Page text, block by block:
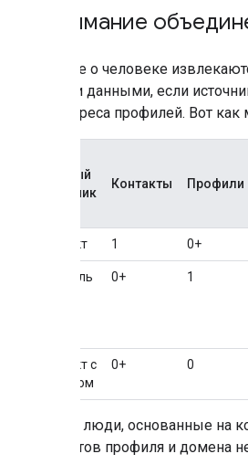
Понимание
Данные о человеке
с этими данными, если
URL-адреса профилей. Вот
Главный
источник
Контакты Профили
Контакт 1 0+
Профиль 0+ 1
Контакт с
доменом
0+ 0
Только люди, основанные на
контактов профиля и домена